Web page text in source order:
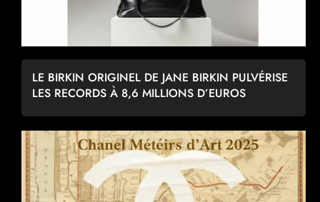
LE BIRKIN ORIGINEL DE JANE BIRKIN PULVÉRISE
LES RECORDS À 8,6 MILLIONS D’EUROS